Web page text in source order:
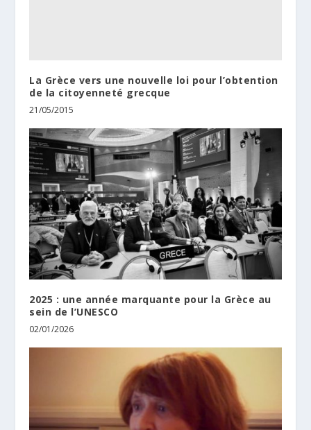
La Grèce vers une nouvelle loi pour l’obtention
de la citoyenneté grecque
21/05/2015
2025 : une année marquante pour la Grèce au
sein de l’UNESCO
02/01/2026